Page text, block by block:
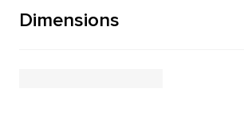
Dimensions